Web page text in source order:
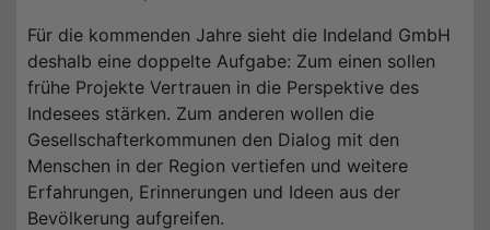
Für die kommenden Jahre sieht die Indeland GmbH
deshalb eine doppelte Aufgabe: Zum einen sollen
frühe Projekte Vertrauen in die Perspektive des
Indesees stärken. Zum anderen wollen die
Gesellschafterkommunen den Dialog mit den
Menschen in der Region vertiefen und weitere
Erfahrungen, Erinnerungen und Ideen aus der
Bevölkerung aufgreifen.